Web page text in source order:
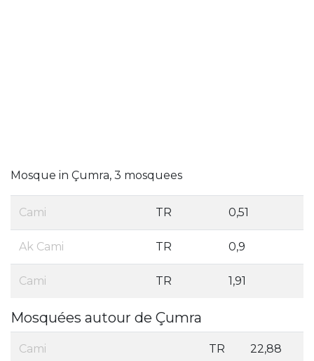
Mosque in Çumra, 3 mosquees
Cami TR 0,51
Ak Cami TR 0,9
Cami TR 1,91
Mosquées autour de Çumra
Cami TR 22,88